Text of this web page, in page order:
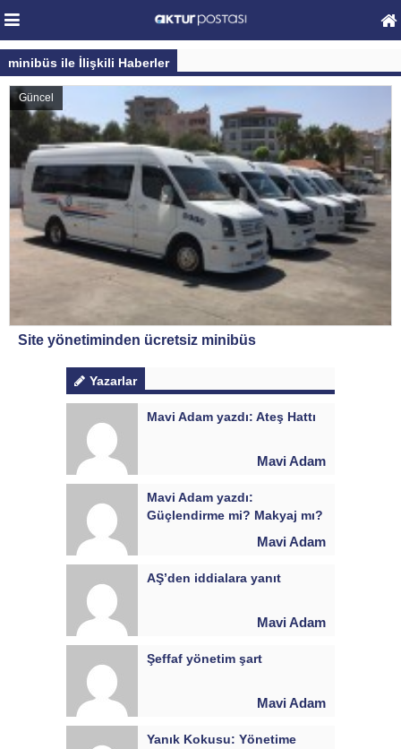
minibüs ile İlişkili Haberler
Güncel
Site yönetiminden ücretsiz minibüs
Yazarlar
Mavi Adam yazdı: Ateş Hattı
Mavi Adam
Mavi Adam yazdı:
Güçlendirme mi? Makyaj mı?
Mavi Adam
AŞ’den iddialara yanıt
Mavi Adam
Şeffaf yönetim şart
Mavi Adam
Yanık Kokusu: Yönetime